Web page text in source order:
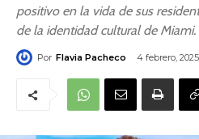
positivo en la vida de sus
de la identidad cultural de Miami.
Por Flavia Pacheco 4 febrero, 2025